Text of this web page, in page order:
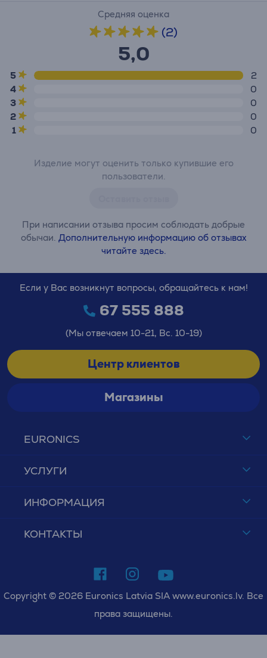
Средняя оценка
(2)
5,0
5
2
4
0
3
0
2
0
1
0
Изделие могут оценить только купившие его
пользователи.
При написании отзыва просим соблюдать добрые
обычаи. Дополнительную информацию об отзывах
читайте здесь.
EURONICS
УСЛУГИ
ИНФОРМАЦИЯ
КОНТАКТЫ
Если у Вас возникнут вопросы, обращайтесь к нам!
67 555 888
(Мы отвечаем 10-21, Вс. 10-19)
Центр клиентов
Магазины
Copyright © 2026 Euronics Latvia SIA www.euronics.lv. Все
права защищены.